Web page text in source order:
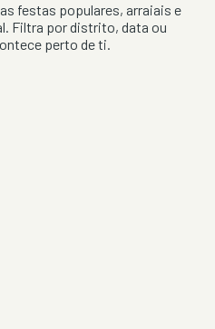
festas populares, arraiais e
Filtra por distrito, data ou
perto de ti.